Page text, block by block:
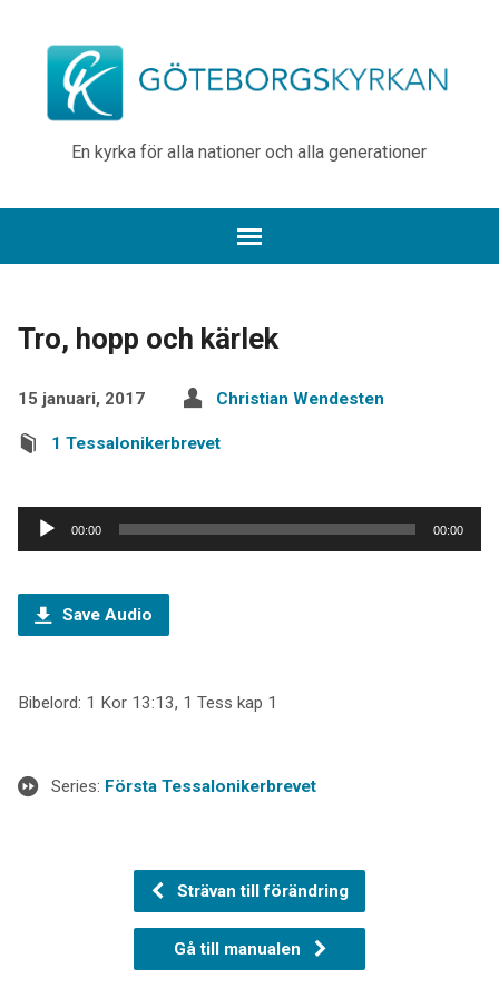
En kyrka för alla nationer och alla generationer
Tro, hopp och kärlek
15 januari, 2017 Christian Wendesten
1 Tessalonikerbrevet
Ljudspelare
00:00 00:00
Save Audio
Bibelord: 1 Kor 13:13, 1 Tess kap 1
Series: Första Tessalonikerbrevet
Strävan till förändring
Gå till manualen